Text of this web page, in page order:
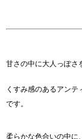
甘さの中に大人っぽさ
くすみ感のあるアン
です。
柔らかな色合いの中に